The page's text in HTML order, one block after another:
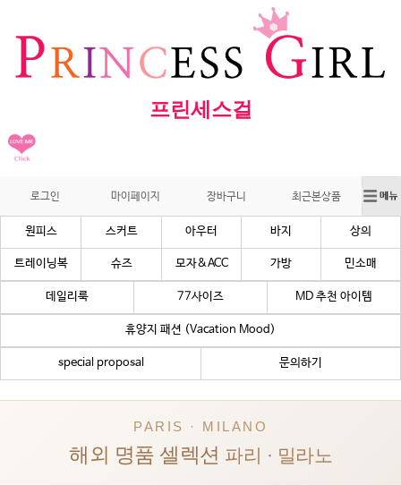
프린세스걸
로그인 마이페이지 장바구니 최근본상품
원피스 스커트 아우터 바지 상의
트레이닝복 슈즈 모자&ACC 가방 민소매
데일리룩 77사이즈 MD 추천 아이템
휴양지 패션 (Vacation Mood)
special proposal 문의하기
PARIS · MILANO
해외 명품 셀렉션 파리 · 밀라노